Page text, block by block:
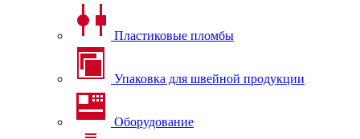
Пластиковые пломбы
Упаковка для швейной продукции
Оборудование